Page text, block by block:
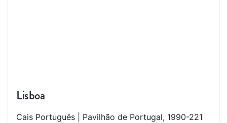
Lisboa
Cais Português | Pavilhão de Portugal, 1990-221